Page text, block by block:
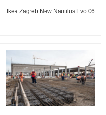
Ikea Zagreb New Nautilus Evo 06